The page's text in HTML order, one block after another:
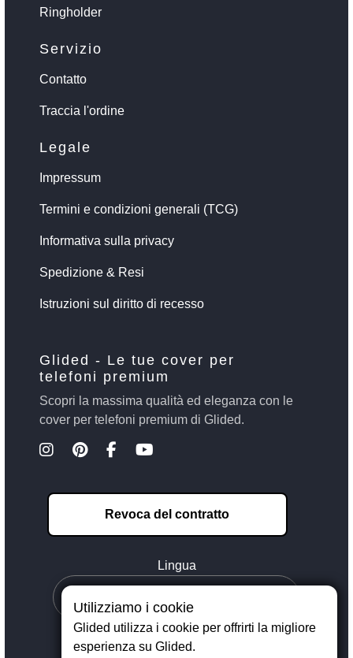
Ringholder
Servizio
Contatto
Traccia l'ordine
Legale
Impressum
Termini e condizioni generali (TCG)
Informativa sulla privacy
Spedizione & Resi
Istruzioni sul diritto di recesso
Glided - Le tue cover per
telefoni premium
Scopri la massima qualità ed eleganza con le
cover per telefoni premium di Glided.
Revoca del contratto
Lingua
Utilizziamo i cookie
Glided utilizza i cookie per offrirti la migliore
esperienza su Glided.